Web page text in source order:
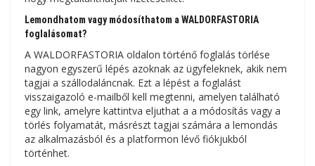
Lemondhatom vagy módosíthatom a WALDORFASTORIA
foglalásomat?
A WALDORFASTORIA oldalon történő foglalás törlése
nagyon egyszerű lépés azoknak az ügyfeleknek, akik nem
tagjai a szállodaláncnak. Ezt a lépést a foglalást
visszaigazoló e-mailből kell megtenni, amelyen található
egy link, amelyre kattintva eljuthat a a módosítás vagy a
törlés folyamatát, másrészt tagjai számára a lemondás
az alkalmazásból és a platformon lévő fiókjukból
történhet.